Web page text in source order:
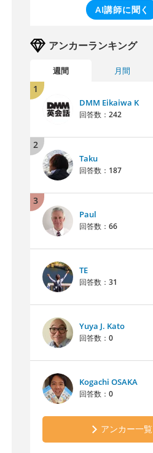
AI講師に聞く
アンカーランキング
週間 月間
1
DMM Eikaiwa K
回答数： 242
2
Taku
回答数： 187
3
Paul
回答数： 66
TE
回答数： 31
Yuya J. Kato
回答数： 0
Kogachi OSAKA
回答数： 0
アンカー一覧